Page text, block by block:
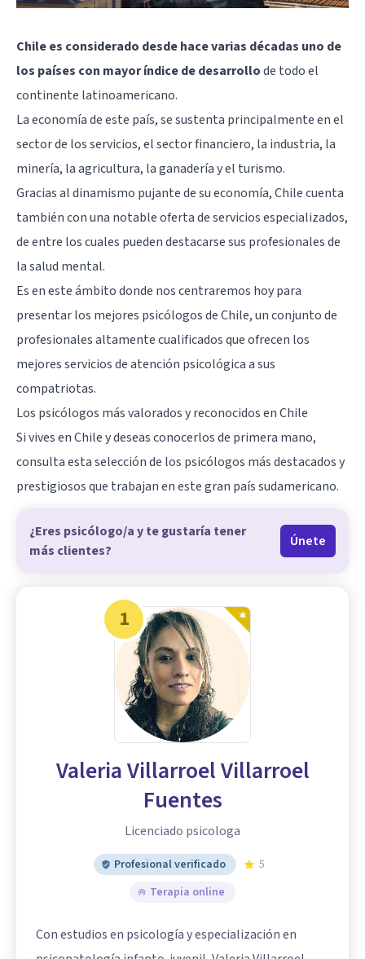
Chile es considerado desde hace varias décadas uno de
los países con mayor índice de desarrollode todo el
continente latinoamericano.
La economía de este país, se sustenta principalmente en el
sector de los servicios, el sector financiero, la industria, la
minería, la agricultura, la ganadería y el turismo.
Gracias al dinamismo pujante de su economía, Chile cuenta
también con una notable oferta de servicios especializados,
de entre los cuales pueden destacarse sus profesionales de
la salud mental.
Es en este ámbito donde nos centraremos hoy para
presentar los mejores psicólogos de Chile, un conjunto de
profesionales altamente cualificados que ofrecen los
mejores servicios de atención psicológica a sus
compatriotas.
Los psicólogos más valorados y reconocidos en Chile
Si vives en Chile y deseas conocerlos de primera mano,
consulta esta selección de los psicólogos más destacados y
prestigiosos que trabajan en este gran país sudamericano.
¿Eres psicólogo/a y te gustaría tener
más clientes?
Únete
1
Valeria Villarroel Villarroel
Fuentes
Licenciado psicologa
Profesional verificado
5
Terapia online
Con estudios en psicología y especialización en